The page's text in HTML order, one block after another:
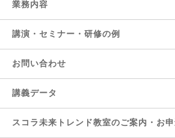
業務内容
講演・セミナー・研修の例
お問い合わせ
講義データ
スコラ未来トレンド教室のご案内・お